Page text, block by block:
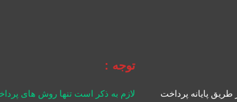
پایانه پرداخت
توجه :
لازم به ذکر است تنها روش های